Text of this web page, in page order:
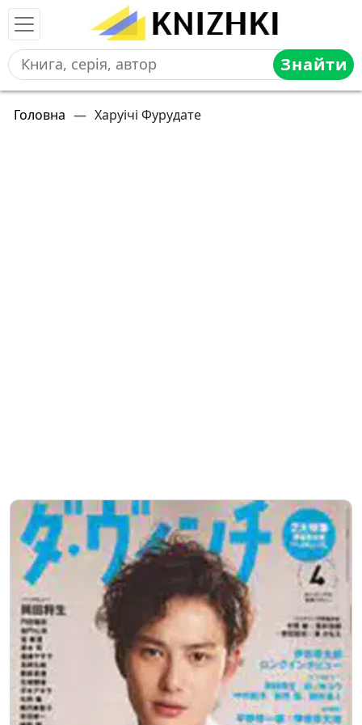
Знайти
Головна — Харуічі Фурудате